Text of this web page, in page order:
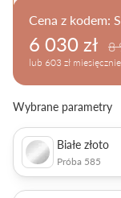
Cena z kodem:
6 030 zł 8
lub 603 zł
Wybrane parametry
Białe złoto
Próba 585